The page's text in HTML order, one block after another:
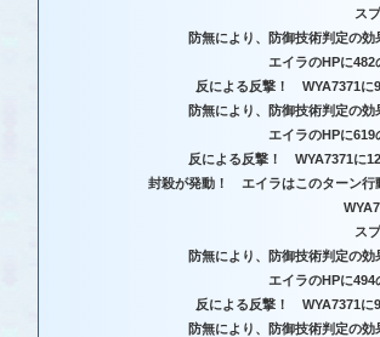
ス
防無により、防御技術判定の効
エイラのHPに482
反による反撃！ WYA7371に
防無により、防御技術判定の効
エイラのHPに619
反による反撃！ WYA7371に
封殺が発動！ エイラはこのターン行
ス
防無により、防御技術判定の効
エイラのHPに494
反による反撃！ WYA7371に
防無により、防御技術判定の効